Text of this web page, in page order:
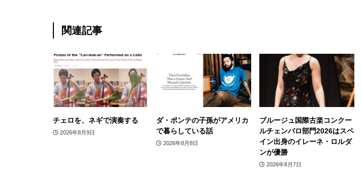
関連記事
チェロを、ネギで演奏する
2026年8月9日
ダ・ポンテの子孫がアメリカ
で暮らしている話
2026年8月8日
ブルージュ国際古楽コンクー
ルチェンバロ部門2026はスペ
イン出身のイレーネ・ロルダ
ンが優勝
2026年8月7日